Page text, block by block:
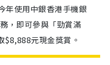
年使用中銀香港手機銀
，即可參與「勁賞滿
$8,888元現金獎賞。